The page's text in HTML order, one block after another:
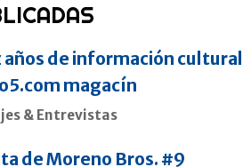
años de información cultural
magacín
& Entrevistas
de Moreno Bros. #9